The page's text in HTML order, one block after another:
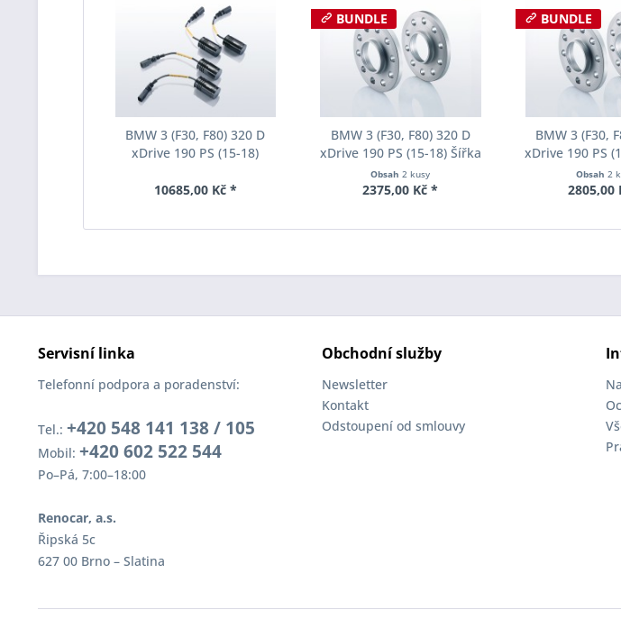
BMW 3 (F30, F80) 320 D
xDrive 190 PS (15-18)
Pro-Tronic AM65-20-030-01-
10685,00 Kč *
BUNDLE
BMW 3 (F30, F80) 320 D
xDrive 190 PS (15-18) Šířka
rozchodu Eibach Pro-Spacer
S90-2-10-004 System2
Obsah2 kusy
2375,00 Kč *
BUNDLE
BMW 3 (F30,
xDrive 190 PS
rozchodu
S90-2-12-002
Obsah 2
2805,00
Servisní linka
Telefonní podpora a poradenství:
Tel.: +420 548 141 138 / 105
Mobil: +420 602 522 544
Po–Pá, 7:00–18:00
Renocar, a.s.
Řipská 5c
627 00 Brno – Slatina
Obchodní služby
Newsletter
Kontakt
Odstoupení od smlouvy